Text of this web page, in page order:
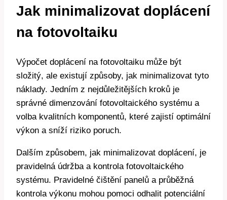
Jak minimalizovat doplácení
na fotovoltaiku
Výpočet doplácení na fotovoltaiku může být
složitý, ale existují způsoby, jak minimalizovat tyto
náklady. Jedním z nejdůležitějších kroků je
správné dimenzování fotovoltaického systému a
volba kvalitních komponentů, které zajistí optimální
výkon a sníží riziko poruch.
Dalším způsobem, jak minimalizovat doplácení, je
pravidelná údržba a kontrola fotovoltaického
systému. Pravidelné čištění panelů a průběžná
kontrola výkonu mohou pomoci odhalit potenciální